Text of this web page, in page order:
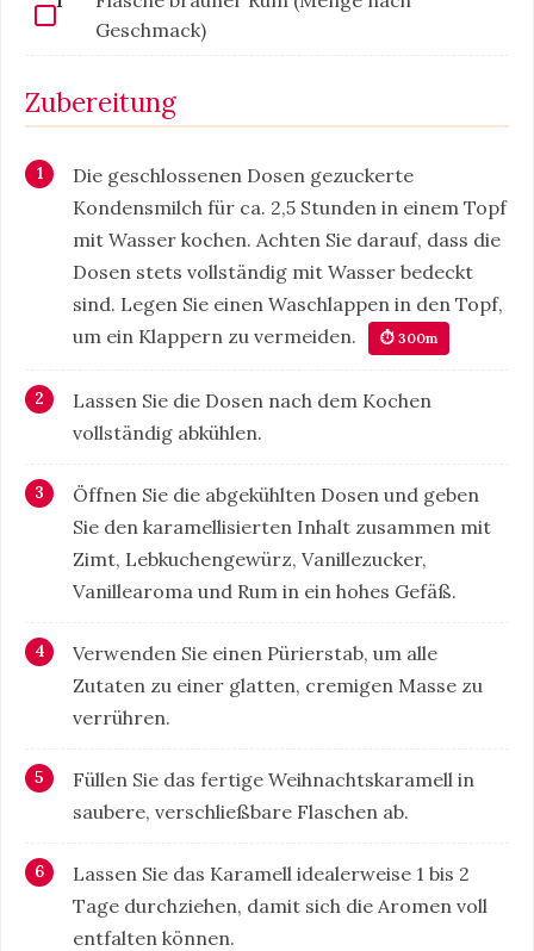
Geschmack)
Zubereitung
Die geschlossenen Dosen gezuckerte
Kondensmilch für ca. 2,5 Stunden in einem Topf
mit Wasser kochen. Achten Sie darauf, dass die
Dosen stets vollständig mit Wasser bedeckt
sind. Legen Sie einen Waschlappen in den Topf,
um ein Klappern zu vermeiden.
⏱ 300m
Lassen Sie die Dosen nach dem Kochen
vollständig abkühlen.
Öffnen Sie die abgekühlten Dosen und geben
Sie den karamellisierten Inhalt zusammen mit
Zimt, Lebkuchengewürz, Vanillezucker,
Vanillearoma und Rum in ein hohes Gefäß.
Verwenden Sie einen Pürierstab, um alle
Zutaten zu einer glatten, cremigen Masse zu
verrühren.
Füllen Sie das fertige Weihnachtskaramell in
saubere, verschließbare Flaschen ab.
Lassen Sie das Karamell idealerweise 1 bis 2
Tage durchziehen, damit sich die Aromen voll
entfalten können.